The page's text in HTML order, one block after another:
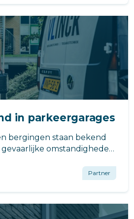
in parkeergarages
bergingen staan bekend
omstandigheden
risico's versterkt. Vlinck is
brandbeveiliging. Lees meer
Partner